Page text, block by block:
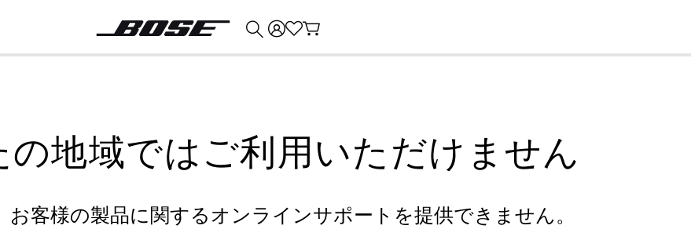
の地域ではご利用いただけません
客様の製品に関するオンラインサポートを提供できません。